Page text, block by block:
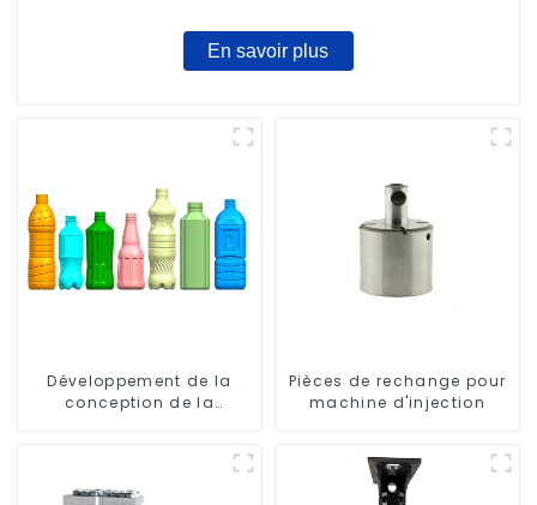
En savoir plus
Développement de la
conception de la
Pièces de rechange pour
machine d'injection